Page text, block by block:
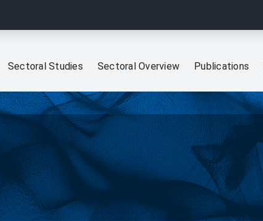
Sectoral Studies Sectoral Overview Publications